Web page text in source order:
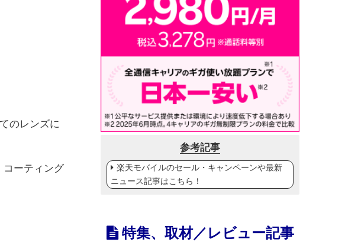
のレンズに
コーティング
参考記事
楽天モバイルのセール・キャンペーンや最新
ニュース記事はこちら！
特集、取材／レビュー記事